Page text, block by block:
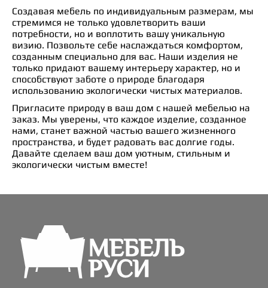
Создавая мебель по индивидуальным размерам, мы
стремимся не только удовлетворить ваши
потребности, но и воплотить вашу уникальную
визию. Позвольте себе наслаждаться комфортом,
созданным специально для вас. Наши изделия не
только придают вашему интерьеру характер, но и
способствуют заботе о природе благодаря
использованию экологически чистых материалов.
Пригласите природу в ваш дом с нашей мебелью на
заказ. Мы уверены, что каждое изделие, созданное
нами, станет важной частью вашего жизненного
пространства, и будет радовать вас долгие годы.
Давайте сделаем ваш дом уютным, стильным и
экологически чистым вместе!